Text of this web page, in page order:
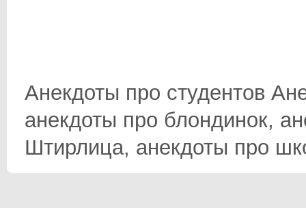
Анекдоты про студентов
анекдоты про блондинок,
Штирлица, анекдоты про